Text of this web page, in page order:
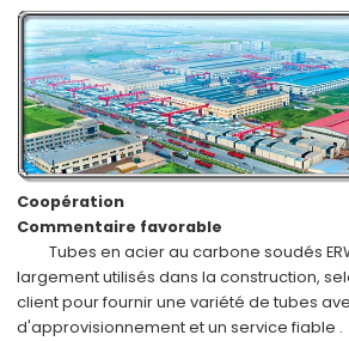
Coopération
Commentaire favorable
Tubes en acier au carbone soudés
largement utilisés dans la construction,
clientpour fournir une variété de tubes
d'approvisionnementetun service fiable .